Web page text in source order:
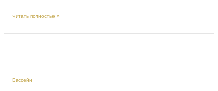
Пляж
Читать полностью »
Бассейн